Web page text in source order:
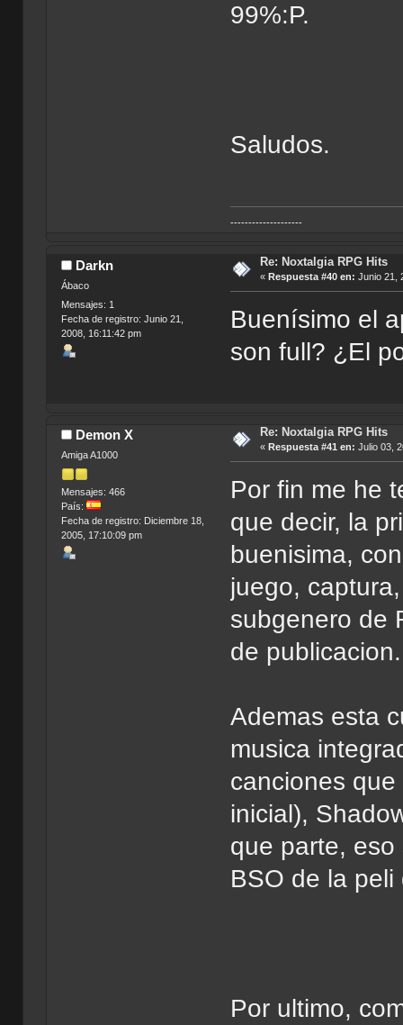
99%:P.
Saludos.
--------------------
Darkn
Ábaco
Mensajes: 1
Fecha de registro: Junio 21,
2008, 16:11:42 pm
Re: Noxtalgia RPG Hits
« Respuesta #40 en: Junio 21,
Buenísimo el
son full? ¿El
Demon X
Amiga A1000
Mensajes: 466
País:
Fecha de registro: Diciembre 18,
2005, 17:10:09 pm
Re: Noxtalgia RPG Hits
« Respuesta #41 en: Julio 03,
Por fin me he
que decir, la
buenisima,
juego,
subgenero de
de publicacion.
Ademas esta
musica
canciones
inicial),
que parte,
BSO de la
Por ultimo,